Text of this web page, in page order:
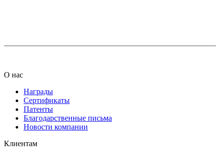
О нас
Награды
Сертификаты
Патенты
Благодарственные письма
Новости компании
Клиентам